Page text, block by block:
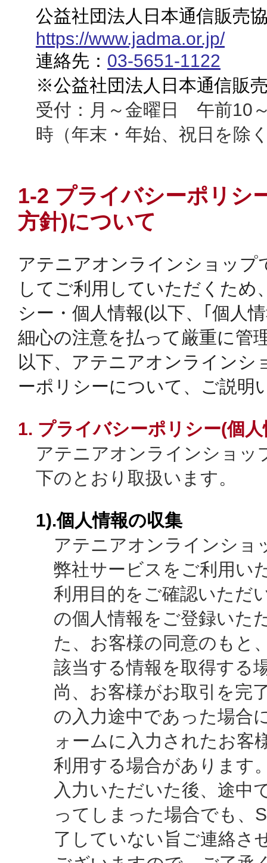
公益社団法人日本通信販売
https://www.jadma.or.jp/
連絡先： 03-5651-1122
※公益社団法人日本通信販
受付：月～金曜日 午前10
時（年末・年始、祝日を除
1-2 プライバシーポリシ
方針)について
アテニアオンラインショップ
してご利用していただくため
シー・個人情報(以下、｢個人
細心の注意を払って厳重に管
以下、アテニアオンラインシ
ーポリシーについて、ご説明
1. プライバシーポリシー(個
アテニアオンラインショッ
下のとおり取扱います。
1).個人情報の収集
アテニアオンラインショ
弊社サービスをご利用い
利用目的をご確認いただ
の個人情報をご登録いた
た、お客様の同意のもと
該当する情報を取得する
尚、お客様がお取引を完
の入力途中であった場合
ォームに入力されたお客
利用する場合があります
入力いただいた後、途中
ってしまった場合でも、
了していない旨ご連絡さ